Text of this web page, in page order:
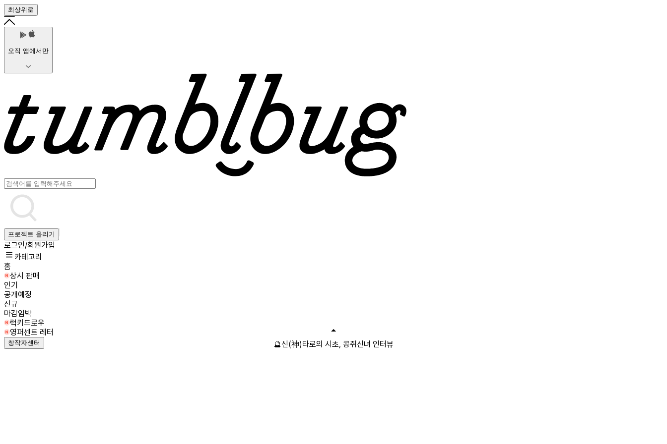
최상위로
오직 앱에서만
프로젝트 올리기
로그인/회원가입
카테고리
홈
상시 판매
인기
공개예정
신규
마감임박
럭키드로우
영퍼센트 레터
창작자센터 🔮신(神)타로의 시초, 콩쥐신녀 인터뷰